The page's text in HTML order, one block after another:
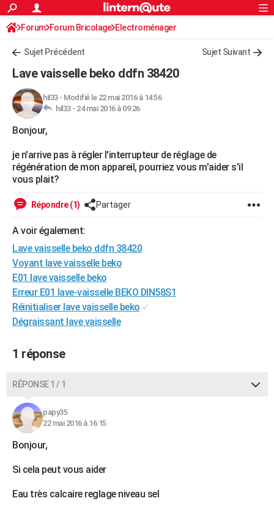
ACTUALITÉS
Politique
Société
Faits Divers
Education
Monde
Villes
+
FINANCE
Retraite
Impôts
Epargne
Immobilier
Risques naturels par ville
Banque
Assurance
Crédit
AUTO
Essais
Réserver un essai
Citadines
Berlines
SUV
Forum auto
+HIGH-TECH
Mobiles
Meilleur smartphone
Internet
Ordinateurs
Jeux vidéo
Guide high-tech
+BRICOLAGE
Forum
Aménagement intérieur
Extérieur
Cuisine
Salle de bains
Jardinage
Rangement
Guides de France
Escapades
Patrimoine
Expositions
Musées
Week-end nature
Art de vivre
Bien-être
Loisirs
Mode
Modes de vie
Alimentation
Guide de la santé
Maladies
Médicaments
Sommeil
VOYAGE
PHOTO
GUIDES D'ACHAT
CARTE DE VOEUX
Carte de Noël
Carte Bonne année
Carte Saint-Valentin
Carte Pâques
Carte d'anniversaire
DICTIONNAIRE
Dictionnaire
Biographies
Citations
Expressions
Proverbes
PROGRAMME TV
S'inscrire
Connexion
Forum Forum Bricolage Electroménager
Sujet Précédent Sujet Suivant
Lave vaisselle beko ddfn 38420
hil33- Modifié le 22 mai 2016 à 14:56
hil33 - 24 mai 2016 à 09:26
Bonjour,
je n'arrive pas à régler l'interrupteur de réglage de
régénération de mon appareil, pourriez vous m'aider s'il
vous plait?
Répondre (1) Partager
A voir également:
Lave vaisselle beko ddfn 38420
Voyant lave vaisselle beko
E01 lave vaisselle beko
Erreur E01 lave-vaisselle BEKO DIN58S1
Réinitialiser lave vaisselle beko ✓
Dégraissant lave vaisselle
1 réponse
RÉPONSE 1 / 1
papy35
22 mai 2016 à 16:15
Bonjour,
Si cela peut vous aider
Eau très calcaire reglage niveau sel